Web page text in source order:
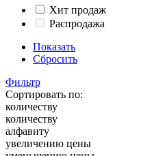
Хит продаж
Распродажа
Показать
Сбросить
Фильтр
Сортировать по:
количеству
количеству
алфавиту
увеличению цены